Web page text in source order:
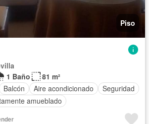
Piso
1 Baño
81 m²
Balcón Aire acondicionado
Seguridad
amueblado